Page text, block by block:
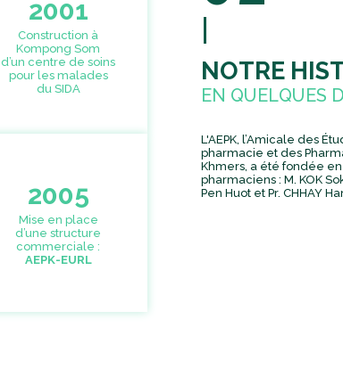
NOTRE
EN QUELQUES
L'AEPK, l’Amicale des
pharmacie et des
Khmers, a été fondée en
pharmaciens : M. KOK
Pen Huot et Pr. CHHAY
2001
Construction à
Kompong Som
d’un centre de soins
pour les malades
du SIDA
2005
Mise en place
d’une structure
commerciale :
AEPK-EURL